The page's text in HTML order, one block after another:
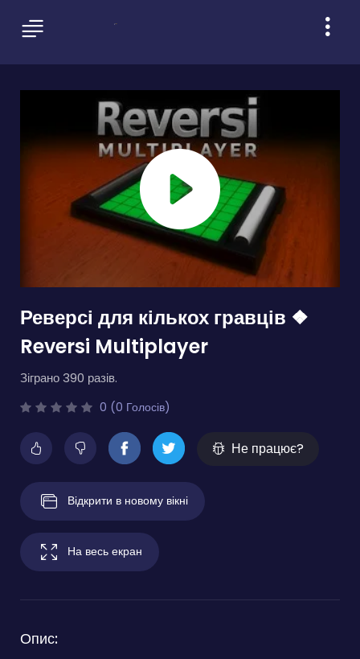
Реверсі для кількох гравців ❖
Reversi Multiplayer
Зіграно 390 разів.
0 (0 Голосів)
Не працює?
Відкрити в новому вікні
На весь екран
Опис: